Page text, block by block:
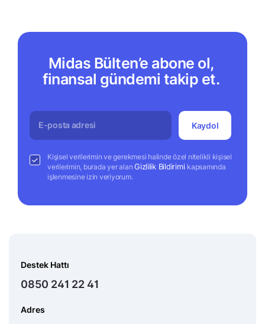
Midas Bülten’e abone ol,
finansal gündemi takip et.
Kaydol
Kişisel verilerimin ve gerekmesi halinde özel nitelikli kişisel
verilerimin, burada yer alanGizlilik Bildirimi kapsamında
işlenmesine izin veriyorum.
Destek Hattı
0850 241 22 41
Adres